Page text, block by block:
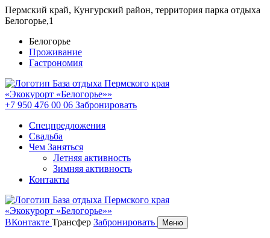
Пермский край, Кунгурский район, территория парка отдыха
Белогорье,1
Белогорье
Проживание
Гастрономия
+7 950 476 00 06 Забронировать
Спецпредложения
Свадьба
Чем Заняться
Летняя активность
Зимняя активность
Контакты
ВКонтакте Трансфер Забронировать Меню